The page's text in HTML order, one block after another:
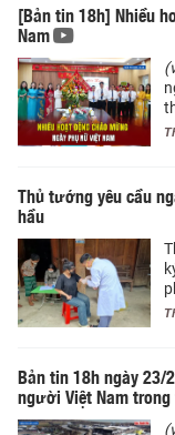
[Bản tin 18h] Nhiều
Nam
Thủ tướng yêu cầu
hầu
Bản tin 18h ngày
người Việt Nam